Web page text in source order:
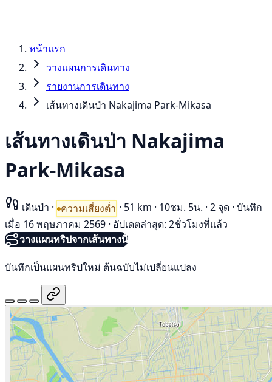
หน้าแรก
วางแผนการเดินทาง
รายงานการเดินทาง
เส้นทางเดินป่า Nakajima Park-Mikasa
เส้นทางเดินป่า Nakajima
Park-Mikasa
เดินป่า · ความเสี่ยงต่ำ · 51 km · 10ชม. 5น. · 2 จุด · บันทึก
เมื่อ 16 พฤษภาคม 2569 · อัปเดตล่าสุด: 2ชั่วโมงที่แล้ว
วางแผนทริปจากเส้นทางนี้
บันทึกเป็นแผนทริปใหม่ ต้นฉบับไม่เปลี่ยนแปลง